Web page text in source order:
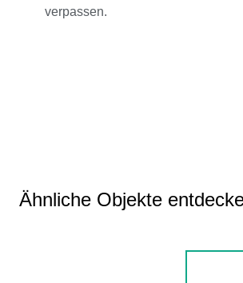
verpassen.
Ähnliche Objekte